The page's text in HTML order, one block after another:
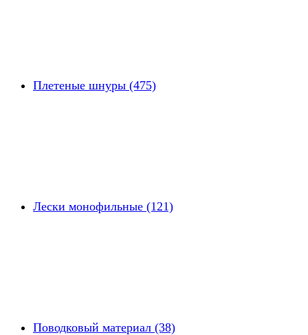
Плетеные шнуры (475)
Лески монофильные (121)
Поводковый материал (38)